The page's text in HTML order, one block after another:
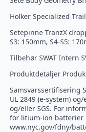
Holker Specialized
Setepinne TranzX
S3: 150mm, S4-S5:
Tilbehør SWAT Intern
Produktdetaljer
Samsvarssertifisering
UL 2849 (e-system)
og/eller SGS. For
for litium-ion batterier
www.nyc.gov/fdny/